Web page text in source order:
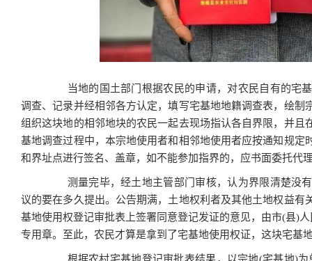
当地的国土部门根据农民的申请，对农民自有的宅
调查、记录并经相邻各方认定，填写宅基地地籍调查表，绘
组织这块地的相邻地块的农民一起去现场指认各自界限，并
基地调查过程中，本宗地使用者和相邻地使用者应按通知规
和界址点进行签名、盖章，如不能参加指界的，应书面委托代
测量完毕，经土地主管部门审核，认为界限清楚没
议的要在多久提出。公告期满，土地权利者及其他土地权益
基地使用权登记审批表上签署同意登记发证的意见，由市(县)
专用章。至此，农民才算是拿到了宅基地使用权证，这块宅基